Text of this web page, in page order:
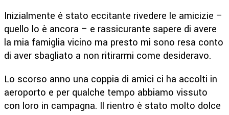
Inizialmente è stato eccitante rivedere le amicizie –
quello lo è ancora – e rassicurante sapere di avere
la mia famiglia vicino ma presto mi sono resa conto
di aver sbagliato a non ritirarmi come desideravo.
Lo scorso anno una coppia di amici ci ha accolti in
aeroporto e per qualche tempo abbiamo vissuto
con loro in campagna. Il rientro è stato molto dolce